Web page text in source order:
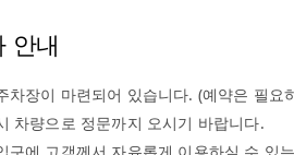
안내
차장이 마련되어 있습니다. (예약은 필요
차량으로 정문까지 오시기 바랍니다.